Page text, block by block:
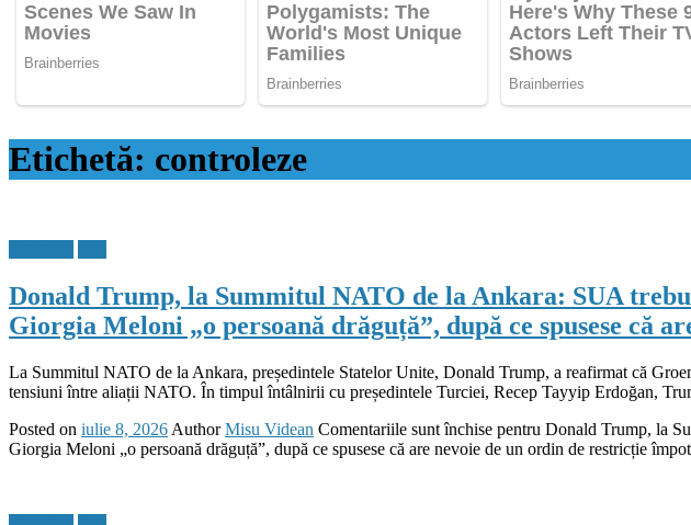
Etichetă: controleze
Donald Trump, la Summitul NATO de la Ankara: SUA
Giorgia Meloni „o persoană drăguță”, după ce spusese că
La Summitul NATO de la Ankara, președintele Statelor Unite, Donald Trump, a reafirmat că
tensiuni între aliații NATO. În timpul întâlnirii cu președintele Turciei, Recep Tayyip Erdoğan,
Posted on iulie 8, 2026 Author Misu Videan Comentariile sunt închise pentru Donald Trump, la
Giorgia Meloni „o persoană drăguță”, după ce spusese că are nevoie de un ordin de restricție